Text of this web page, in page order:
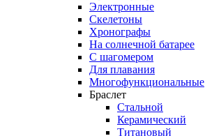
Электронные
Скелетоны
Хронографы
На солнечной батарее
С шагомером
Для плавания
Многофункциональные
Браслет
Стальной
Керамический
Титановый